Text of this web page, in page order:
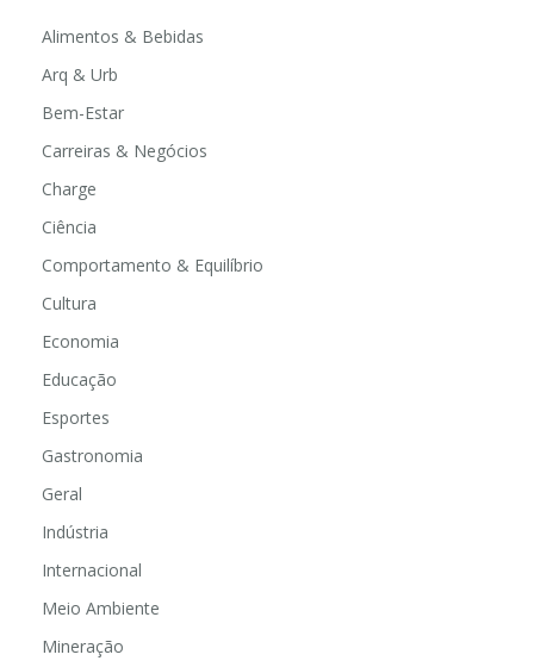
Alimentos & Bebidas
Arq & Urb
Bem-Estar
Carreiras & Negócios
Charge
Ciência
Comportamento & Equilíbrio
Cultura
Economia
Educação
Esportes
Gastronomia
Geral
Indústria
Internacional
Meio Ambiente
Mineração